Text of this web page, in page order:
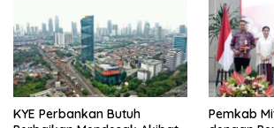
KYE Perbankan Butuh
Pemkab